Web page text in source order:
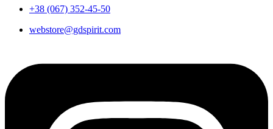
+38 (067) 352-45-50
webstore@gdspirit.com